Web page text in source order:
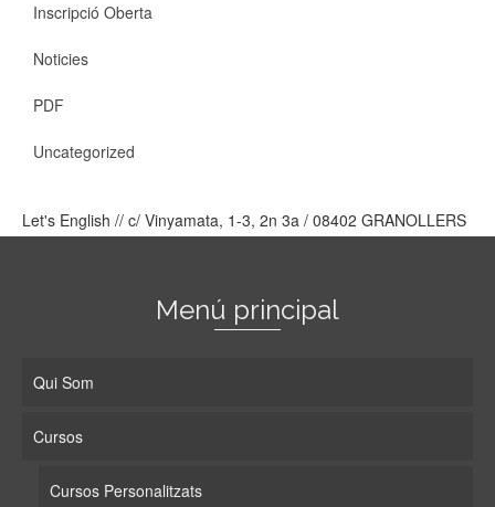
Inscripció Oberta
Noticies
PDF
Uncategorized
Let's English // c/ Vinyamata, 1-3, 2n 3a / 08402 GRANOLLERS
Menú principal
Qui Som
Cursos
Cursos Personalitzats